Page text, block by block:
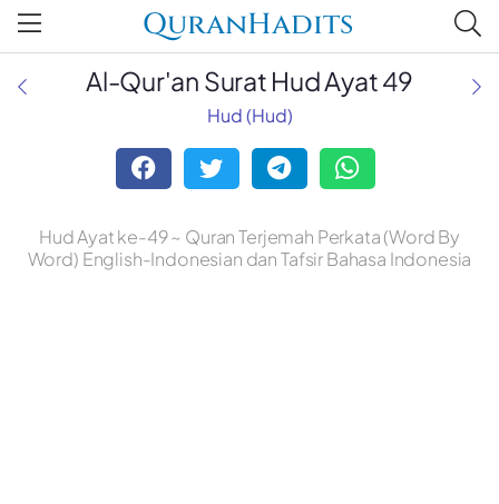
QuranHadits
Al-Qur'an Surat Hud Ayat 49
Hud (Hud)
Hud Ayat ke-49 ~ Quran Terjemah Perkata (Word By
Word) English-Indonesian dan Tafsir Bahasa Indonesia